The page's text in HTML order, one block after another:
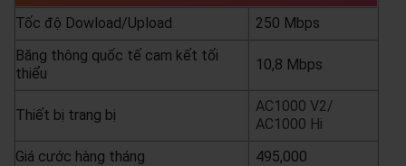
Tốc độ Dowload/Upload
250 Mbps
Băng thông quốc tế cam kết tối
thiểu
10,8 Mbps
Thiết bị trang bị
AC1000 V2/
AC1000 Hi
Giá cước hàng tháng
495,000